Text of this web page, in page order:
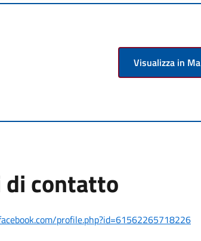
Visualizza in
di contatto
profile.php?id=61562265718226